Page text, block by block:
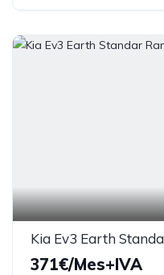
Kia Ev3 Earth
371€/Mes+IVA